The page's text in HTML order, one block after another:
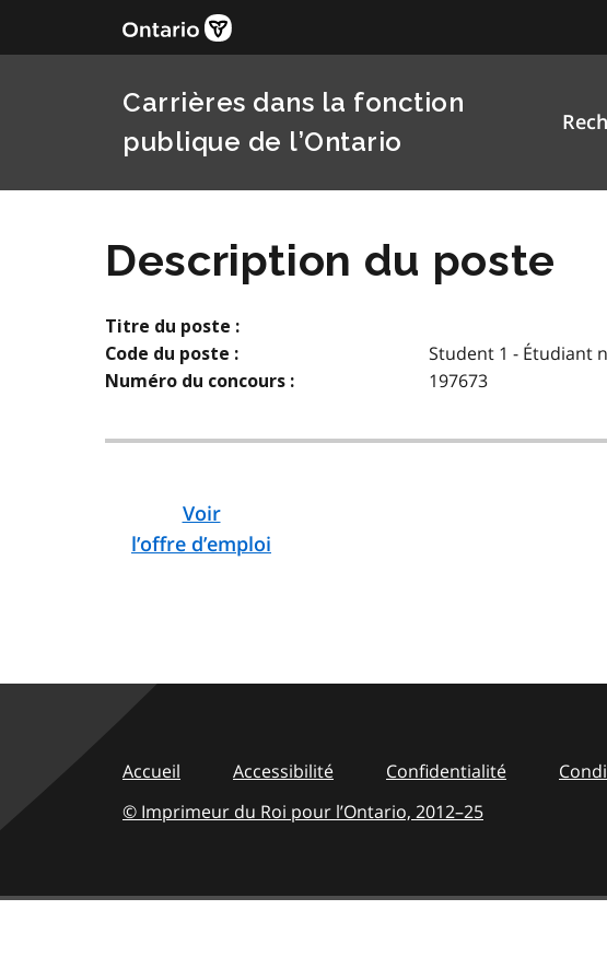
Carrières dans la fonction
publique de l’Ontario
Description du poste
Titre du poste :
Code du poste :
Student 1 - Étudiant
Numéro du concours : 197673
Voir
l’offre d’emploi
Accueil Accessibilité Confidentialité
© Imprimeur du Roi pour l’Ontario, 2012–25